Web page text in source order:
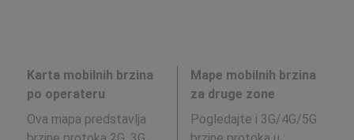
Karta mobilnih brzina
po operateru
Ova mapa predstavlja
Mape mobilnih brzina
za druge zone
Pogledajte i 3G/4G/5G